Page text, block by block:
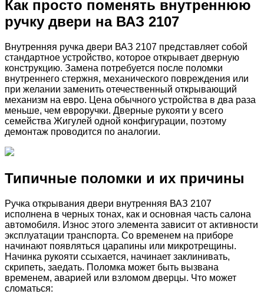
Как просто поменять внутреннюю
ручку двери на ВАЗ 2107
Внутренняя ручка двери ВАЗ 2107 представляет собой
стандартное устройство, которое открывает дверную
конструкцию. Замена потребуется после поломки
внутреннего стержня, механического повреждения или
при желании заменить отечественный открывающий
механизм на евро. Цена обычного устройства в два раза
меньше, чем евроручки. Дверные рукояти у всего
семейства Жигулей одной конфигурации, поэтому
демонтаж проводится по аналогии.
Типичные поломки и их причины
Ручка открывания двери внутренняя ВАЗ 2107
исполнена в черных тонах, как и основная часть салона
автомобиля. Износ этого элемента зависит от активности
эксплуатации транспорта. Со временем на приборе
начинают появляться царапины или микротрещины.
Начинка рукояти ссыхается, начинает заклинивать,
скрипеть, заедать. Поломка может быть вызвана
временем, аварией или взломом дверцы. Что может
сломаться: